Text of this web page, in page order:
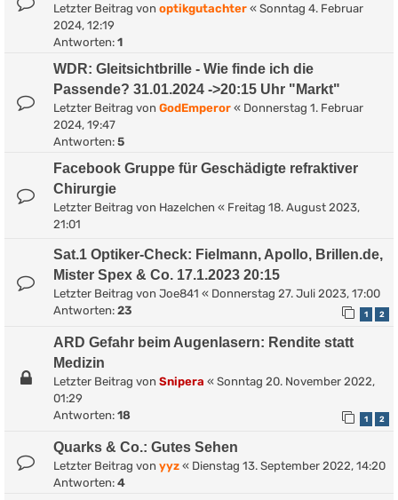
Letzter Beitrag von optikgutachter « Sonntag 4. Februar
2024, 12:19
Antworten: 1
WDR: Gleitsichtbrille - Wie finde ich die
Passende? 31.01.2024 ->20:15 Uhr "Markt"
Letzter Beitrag von GodEmperor « Donnerstag 1. Februar
2024, 19:47
Antworten: 5
Facebook Gruppe für Geschädigte refraktiver
Chirurgie
Letzter Beitrag von Hazelchen « Freitag 18. August 2023,
21:01
Sat.1 Optiker-Check: Fielmann, Apollo, Brillen.de,
Mister Spex & Co. 17.1.2023 20:15
Letzter Beitrag von Joe841 « Donnerstag 27. Juli 2023, 17:00
Antworten: 23 1 2
ARD Gefahr beim Augenlasern: Rendite statt
Medizin
Letzter Beitrag von Snipera « Sonntag 20. November 2022,
01:29
Antworten: 18 1 2
Quarks & Co.: Gutes Sehen
Letzter Beitrag von yyz « Dienstag 13. September 2022, 14:20
Antworten: 4